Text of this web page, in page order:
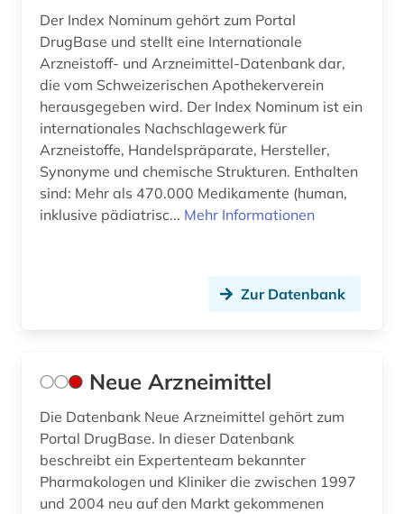
Der Index Nominum gehört zum Portal
DrugBase und stellt eine Internationale
Arzneistoff- und Arzneimittel-Datenbank dar,
die vom Schweizerischen Apothekerverein
herausgegeben wird. Der Index Nominum ist ein
internationales Nachschlagewerk für
Arzneistoffe, Handelspräparate, Hersteller,
Synonyme und chemische Strukturen. Enthalten
sind: Mehr als 470.000 Medikamente (human,
inklusive pädiatrisc... Mehr Informationen
Zur Datenbank
Neue Arzneimittel
Die Datenbank Neue Arzneimittel gehört zum
Portal DrugBase. In dieser Datenbank
beschreibt ein Expertenteam bekannter
Pharmakologen und Kliniker die zwischen 1997
und 2004 neu auf den Markt gekommenen